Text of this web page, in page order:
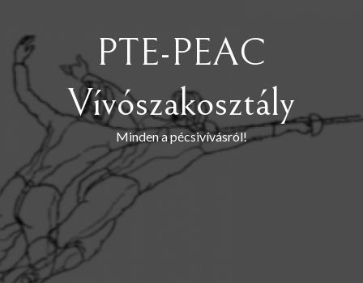
content
PTE-PEAC
Vívószakosztály
Minden a pécsivívásról!